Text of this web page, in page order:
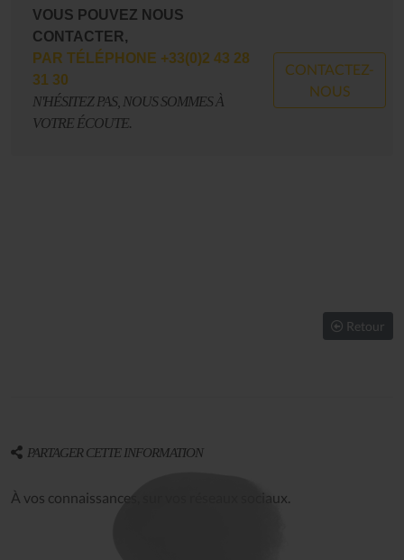
VOUS POUVEZ NOUS
CONTACTER,
PAR TÉLÉPHONE +33(0)2 43 28
31 30
N'HÉSITEZ PAS, NOUS SOMMES À
VOTRE ÉCOUTE.
CONTACTEZ-
NOUS
Retour
PARTAGER CETTE INFORMATION
À vos connaissances, sur vos réseaux sociaux.